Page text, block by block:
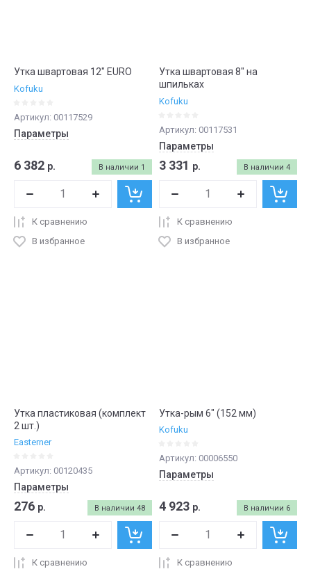
Утка швартовая 12" EURO
Kofuku
Артикул: 00117529
Параметры
В наличии 1
6 382 р.
К сравнению
В избранное
Утка швартовая 8" на
шпильках
Kofuku
Артикул: 00117531
Параметры
В наличии 4
3 331 р.
К сравнению
В избранное
Утка пластиковая (комплект
2 шт.)
Easterner
Артикул: 00120435
Параметры
В наличии 48
276 р.
К сравнению
Утка-рым 6" (152 мм)
Kofuku
Артикул: 00006550
Параметры
В наличии 6
4 923 р.
К сравнению